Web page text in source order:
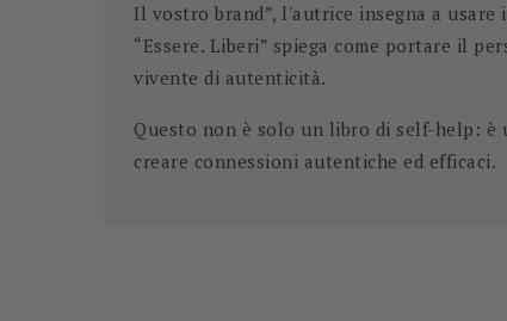
Il vostro brand”, l'autrice insegna a
“Essere. Liberi” spiega come portare il
vivente di autenticità.
Questo non è solo un libro di self-help: è
creare connessioni autentiche ed efficaci.